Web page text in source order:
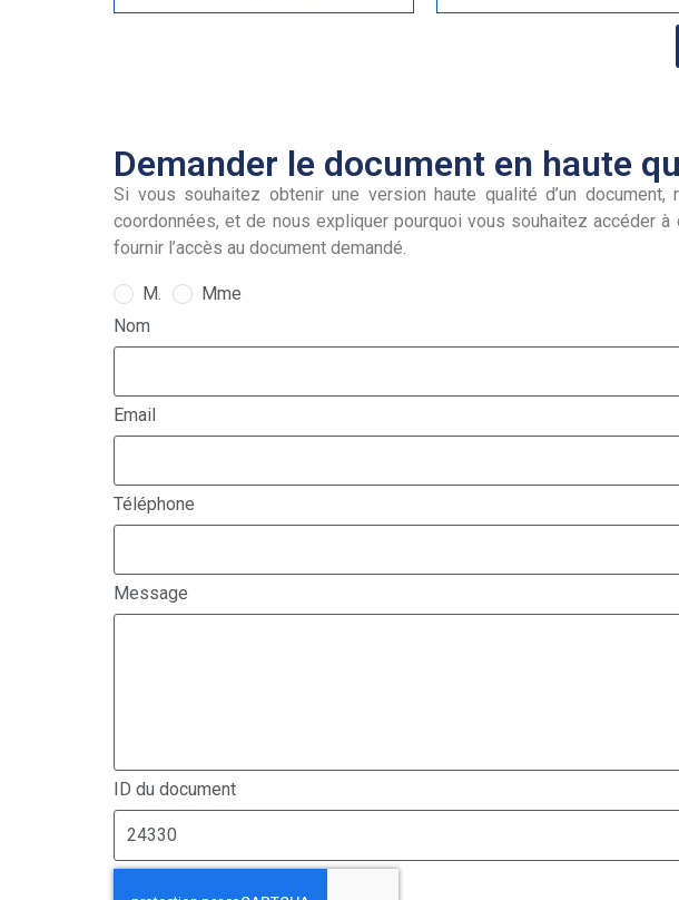
Demander le document en haute
Si vous souhaitez obtenir une version haute qualité d’un
coordonnées, et de nous expliquer pourquoi vous souhaitez accéder
fournir l’accès au document demandé.
M.
Mme
Nom
Email
Téléphone
Message
ID du document